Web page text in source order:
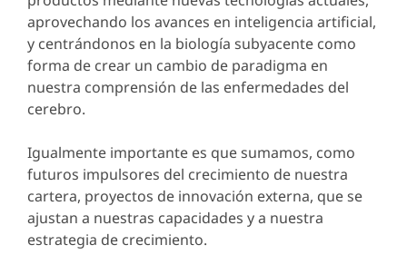
aprovechando los avances en inteligencia artificial,
y centrándonos en la biología subyacente como
forma de crear un cambio de paradigma en
nuestra comprensión de las enfermedades del
cerebro.
Igualmente importante es que sumamos, como
futuros impulsores del crecimiento de nuestra
cartera, proyectos de innovación externa, que se
ajustan a nuestras capacidades y a nuestra
estrategia de crecimiento.